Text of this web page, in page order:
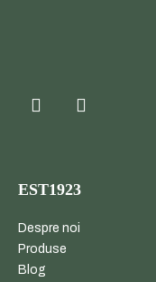
EST1923
Despre noi
Produse
Blog